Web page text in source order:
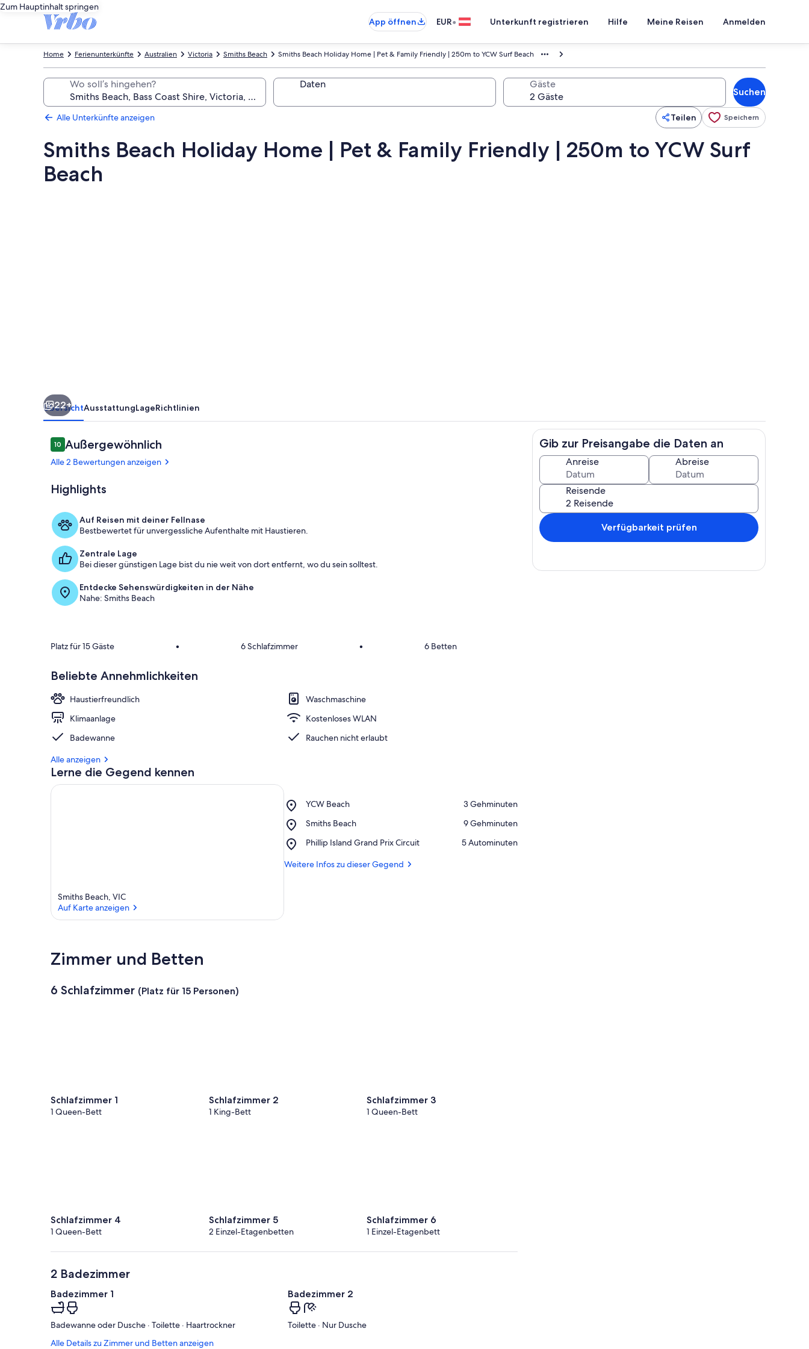
Zum Hauptinhalt springen
App öffnen
EUR• Unterkunft registrieren Hilfe Meine Reisen Anmelden
Smiths Beach Holiday Home | Pet & Family Friendly | 250m to YCW Surf Beach
Smiths Beach
Victoria
Australien
Ferienunterkünfte
Home
Wo soll’s hingehen? Daten Gäste
Suchen
Alle Unterkünfte anzeigen Teilen Speichern
Smiths Beach Holiday Home | Pet & Family Friendly | 250m to YCW Surf
Beach
250m
to
YCW
Surf
Wohnbereich Zimmer
22+
ÜbersichtAusstattungLageRichtlinien
Bewertungen
1010 von 10.
Außergewöhnlich
Alle 2 Bewertungen anzeigen
Highlights
Auf Reisen mit deiner Fellnase
Bestbewertet für unvergessliche Aufenthalte mit Haustieren.
Zentrale Lage
Bei dieser günstigen Lage bist du nie weit von dort entfernt, wo du sein solltest.
Entdecke Sehenswürdigkeiten in der Nähe
Nahe: Smiths Beach
Platz für 15 Gäste • 6 Schlafzimmer • 6 Betten
Beliebte Annehmlichkeiten
Haustierfreundlich
Waschmaschine
Klimaanlage
Kostenloses WLAN
Badewanne
Rauchen nicht erlaubt
Alle anzeigen
Lerne die Gegend kennen
Smiths Beach, VIC
Auf Karte anzeigen
YCW Beach
Place,
Beach
‪3 Gehminuten‬
Smiths Beach
Place,
Beach
‪9 Gehminuten‬
Phillip Island Grand Prix Circuit
Place,
Island
‪5 Autominuten‬
Weitere Infos zu dieser Gegend
Zimmer und Betten
6 Schlafzimmer (Platz für 15 Personen)
Schlafzimmer 1
1 Queen-Bett
Schlafzimmer 2
1 King-Bett
Schlafzimmer 3
1 Queen-Bett
Schlafzimmer 4
1 Queen-Bett
Schlafzimmer 5
2 Einzel-Etagenbetten
Schlafzimmer 6
1 Einzel-Etagenbett
2 Badezimmer
Badezimmer 1
Badewanne oder Dusche · Toilette · Haartrockner
Badezimmer 2
Toilette · Nur Dusche
Alle Details zu Zimmer und Betten anzeigen
Gib zur Preisangabe die Daten an
Anreise Abreise
Reisende
Verfügbarkeit prüfen